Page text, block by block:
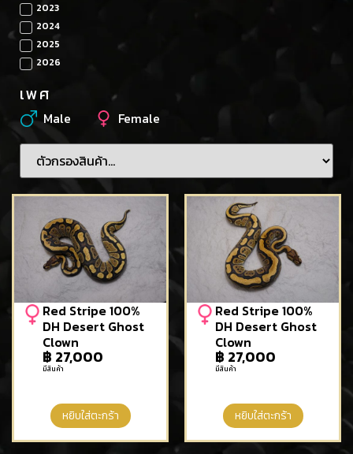
2023
2024
2025
2026
เพศ
Male Female
Red Stripe 100%
DH Desert Ghost
Clown
฿ 27,000
มีสินค้า
หยิบใส่ตะกร้า
Red Stripe 100%
DH Desert Ghost
Clown
฿ 27,000
มีสินค้า
หยิบใส่ตะกร้า